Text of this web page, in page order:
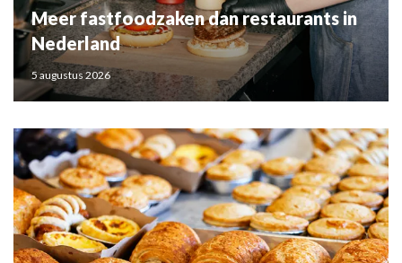
Meer fastfoodzaken dan restaurants in
Nederland
5 augustus 2026